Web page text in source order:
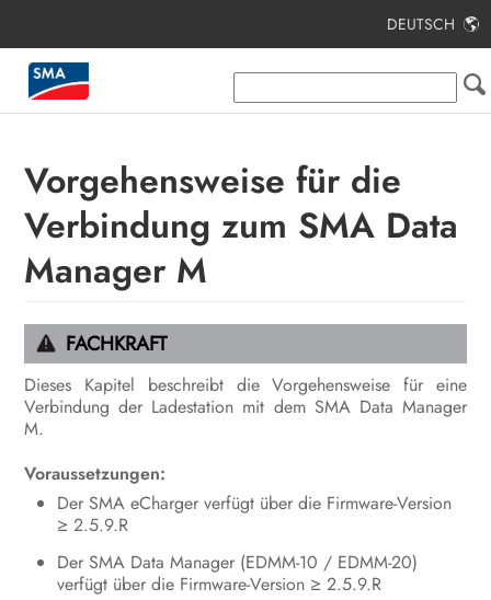
DEUTSCH
Vorgehensweise für die
Verbindung zum SMA Data
Manager M
FACHKRAFT
Dieses Kapitel beschreibt die Vorgehensweise für eine
Verbindung der Ladestation mit dem SMA Data Manager
M.
Voraussetzungen:
Der SMA eCharger verfügt über die Firmware-Version
≥ 2.5.9.R
Der SMA Data Manager (EDMM-10 / EDMM-20)
verfügt über die Firmware-Version ≥ 2.5.9.R
Inhaltsverzeichnis
Hinweise zu diesem Dokument
Lieferumfang
Lieferumfang Stele
Produktübersicht
Montage
Elektrischer Anschluss
Bedienung
Produkt spannungsfrei schalten
Instandhaltung